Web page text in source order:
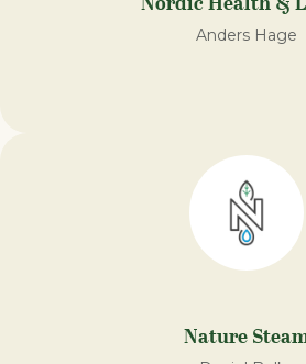
Anders Hage
Nature